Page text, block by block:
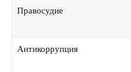
Правосудие
Антикоррупция